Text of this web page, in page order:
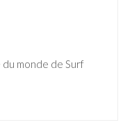
monde de Surf